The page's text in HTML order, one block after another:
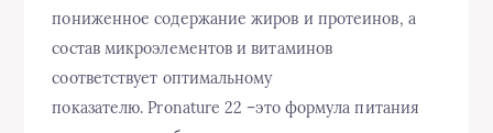
пониженное содержание жиров и протеинов, а
состав микроэлементов и витаминов
соответствует оптимальному
показателю. Pronature 22 –это формула питания